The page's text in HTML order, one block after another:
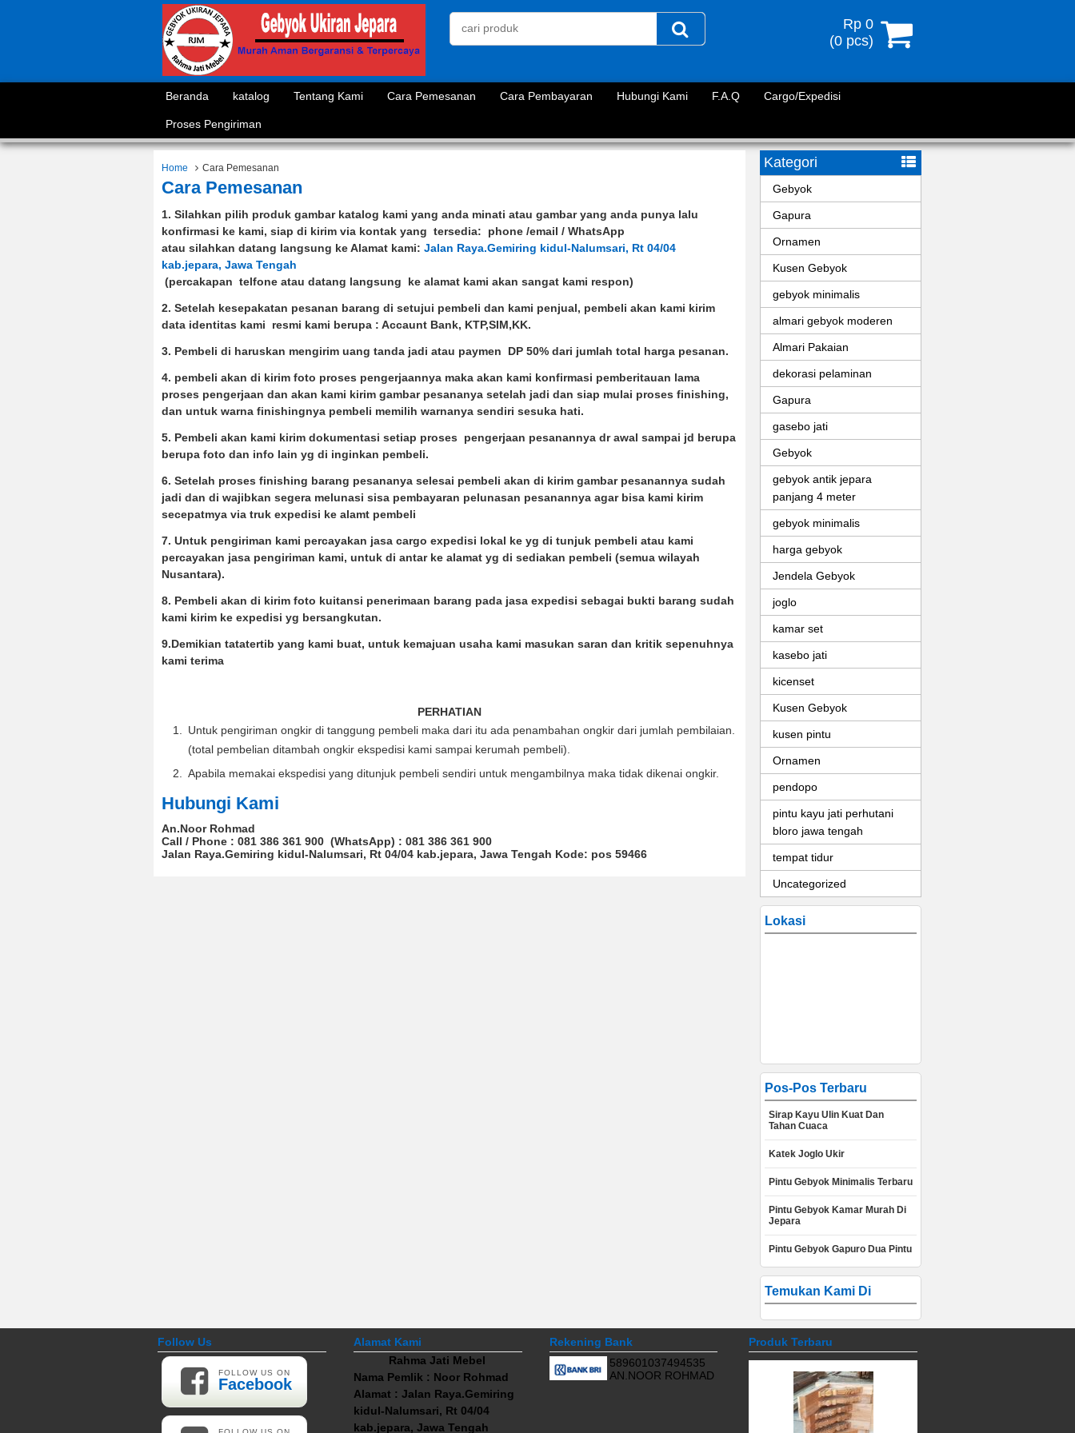
Rp 0
(0 pcs)
Beranda katalog Tentang Kami Cara Pemesanan Cara Pembayaran Hubungi Kami F.A.Q Cargo/Expedisi
Proses Pengiriman
Home Cara Pemesanan
Cara Pemesanan
1. Silahkan pilih produk gambar katalog kami yang anda minati atau gambar yang anda punya lalu
konfirmasi ke kami, siap di kirim via kontak yang tersedia: phone /email / WhatsApp
atau silahkan datang langsung ke Alamat kami: Jalan Raya.Gemiring kidul-Nalumsari, Rt 04/04
kab.jepara, Jawa Tengah
(percakapan telfone atau datang langsung ke alamat kami akan sangat kami respon)
2. Setelah kesepakatan pesanan barang di setujui pembeli dan kami penjual, pembeli akan kami kirim
data identitas kami resmi kami berupa : Accaunt Bank, KTP,SIM,KK.
3. Pembeli di haruskan mengirim uang tanda jadi atau paymen DP 50% dari jumlah total harga pesanan.
4. pembeli akan di kirim foto proses pengerjaannya maka akan kami konfirmasi pemberitauan lama
proses pengerjaan dan akan kami kirim gambar pesananya setelah jadi dan siap mulai proses finishing,
dan untuk warna finishingnya pembeli memilih warnanya sendiri sesuka hati.
5. Pembeli akan kami kirim dokumentasi setiap proses pengerjaan pesanannya dr awal sampai jd berupa
berupa foto dan info lain yg di inginkan pembeli.
6. Setelah proses finishing barang pesananya selesai pembeli akan di kirim gambar pesanannya sudah
jadi dan di wajibkan segera melunasi sisa pembayaran pelunasan pesanannya agar bisa kami kirim
secepatmya via truk expedisi ke alamt pembeli
7. Untuk pengiriman kami percayakan jasa cargo expedisi lokal ke yg di tunjuk pembeli atau kami
percayakan jasa pengiriman kami, untuk di antar ke alamat yg di sediakan pembeli (semua wilayah
Nusantara).
8. Pembeli akan di kirim foto kuitansi penerimaan barang pada jasa expedisi sebagai bukti barang sudah
kami kirim ke expedisi yg bersangkutan.
9.Demikian tatatertib yang kami buat, untuk kemajuan usaha kami masukan saran dan kritik sepenuhnya
kami terima
PERHATIAN
Untuk pengiriman ongkir di tanggung pembeli maka dari itu ada penambahan ongkir dari jumlah pembilaian.
(total pembelian ditambah ongkir ekspedisi kami sampai kerumah pembeli).
Apabila memakai ekspedisi yang ditunjuk pembeli sendiri untuk mengambilnya maka tidak dikenai ongkir.
Hubungi Kami
An.Noor Rohmad
Call / Phone : 081 386 361 900 (WhatsApp) : 081 386 361 900
Jalan Raya.Gemiring kidul-Nalumsari, Rt 04/04 kab.jepara, Jawa Tengah Kode: pos 59466
Kategori
Gebyok
Gapura
Ornamen
Kusen Gebyok
gebyok minimalis
almari gebyok moderen
Almari Pakaian
dekorasi pelaminan
Gapura
gasebo jati
Gebyok
gebyok antik jepara
panjang 4 meter
gebyok minimalis
harga gebyok
Jendela Gebyok
joglo
kamar set
kasebo jati
kicenset
Kusen Gebyok
kusen pintu
Ornamen
pendopo
pintu kayu jati perhutani
bloro jawa tengah
tempat tidur
Uncategorized
Lokasi
Pos-Pos Terbaru
Sirap Kayu Ulin Kuat Dan
Tahan Cuaca
Katek Joglo Ukir
Pintu Gebyok Minimalis Terbaru
Pintu Gebyok Kamar Murah Di
Jepara
Pintu Gebyok Gapuro Dua Pintu
Temukan Kami Di
Follow Us
FOLLOW US ON
Facebook
Alamat Kami
Rahma Jati Mebel
Nama Pemlik : Noor Rohmad
Alamat : Jalan Raya.Gemiring
kidul-Nalumsari, Rt 04/04
kab.jepara, Jawa Tengah
Rekening Bank
589601037494535
AN.NOOR ROHMAD
Produk Terbaru